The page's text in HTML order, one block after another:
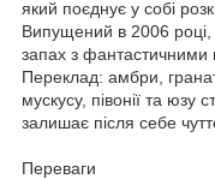
який поєднує у собі
Випущений в 2006 році,
запах з фантастичними
Переклад: амбри,
мускусу, півонії та юзу
залишає після себе
Переваги